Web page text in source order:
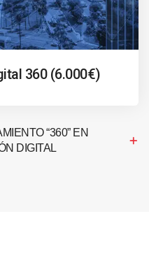
360 (6.000€)
“360” EN
DIGITAL